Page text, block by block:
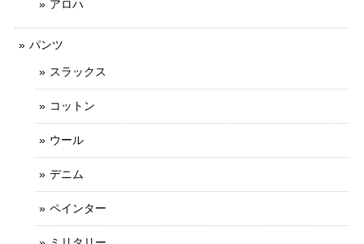
アロハ
パンツ
スラックス
コットン
ウール
デニム
ペインター